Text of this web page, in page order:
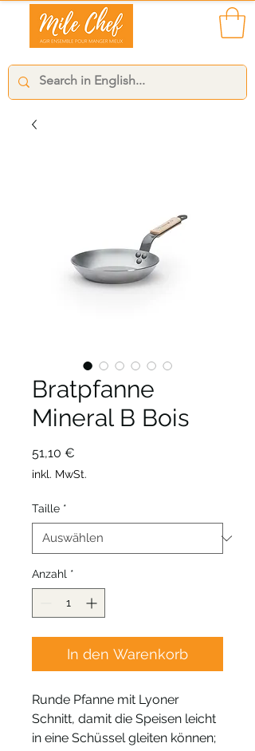
Bratpfanne
Mineral B Bois
51,10 €
inkl. MwSt.
Taille *
Anzahl *
In den Warenkorb
Runde Pfanne mit Lyoner
Schnitt, damit die Speisen leicht
in eine Schüssel gleiten können;